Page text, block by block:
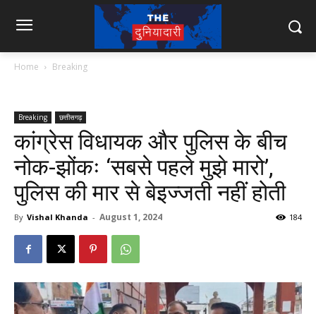
Home Breaking
Breaking छत्तीसगढ़
कांग्रेस विधायक और पुलिस के बीच
नोक-झोंकः ‘सबसे पहले मुझे मारो’,
पुलिस की मार से बेइज्जती नहीं होती
By Vishal Khanda - August 1, 2024 184